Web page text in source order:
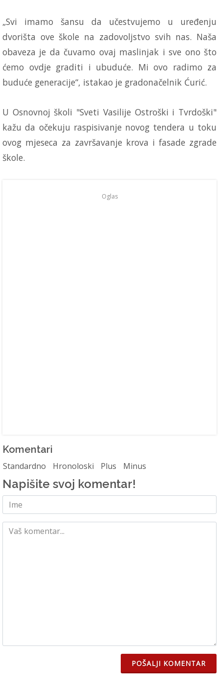
„Svi imamo šansu da učestvujemo u uređenju
dvorišta ove škole na zadovoljstvo svih nas. Naša
obaveza je da čuvamo ovaj maslinjak i sve ono što
ćemo ovdje graditi i ubuduće. Mi ovo radimo za
buduće generacije“, istakao je gradonačelnik Ćurić.
U Osnovnoj školi "Sveti Vasilije Ostroški i Tvrdoški"
kažu da očekuju raspisivanje novog tendera u toku
ovog mjeseca za završavanje krova i fasade zgrade
škole.
Oglas
Komentari
Standardno Hronoloski Plus Minus
Napišite svoj komentar!
POŠALJI KOMENTAR